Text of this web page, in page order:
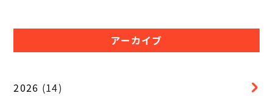
アーカイブ
2026 (14)